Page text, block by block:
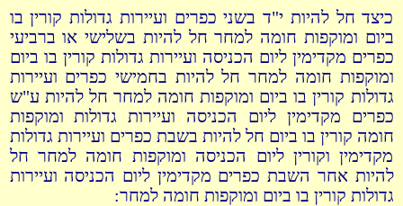
כיצד חל להיות י"ד בשני כפרים ועיירות גדולות קורין בו
ביום ומוקפות חומה למחר חל להיות בשלישי או ברביעי
כפרים מקדימין ליום הכניסה ועיירות גדולות קורין בו ביום
ומוקפות חומה למחר חל להיות בחמישי כפרים ועיירות
גדולות קורין בו ביום ומוקפות חומה למחר חל להיות ע"ש
כפרים מקדימין ליום הכניסה ועיירות גדולות ומוקפות
חומה קורין בו ביום חל להיות בשבת כפרים ועיירות גדולות
מקדימין וקורין ליום הכניסה ומוקפות חומה למחר חל
להיות אחר השבת כפרים מקדימין ליום הכניסה ועיירות
גדולות קורין בו ביום ומוקפות חומה למחר: